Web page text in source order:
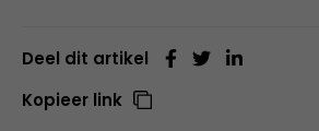
Deel dit artikel
Kopieer link